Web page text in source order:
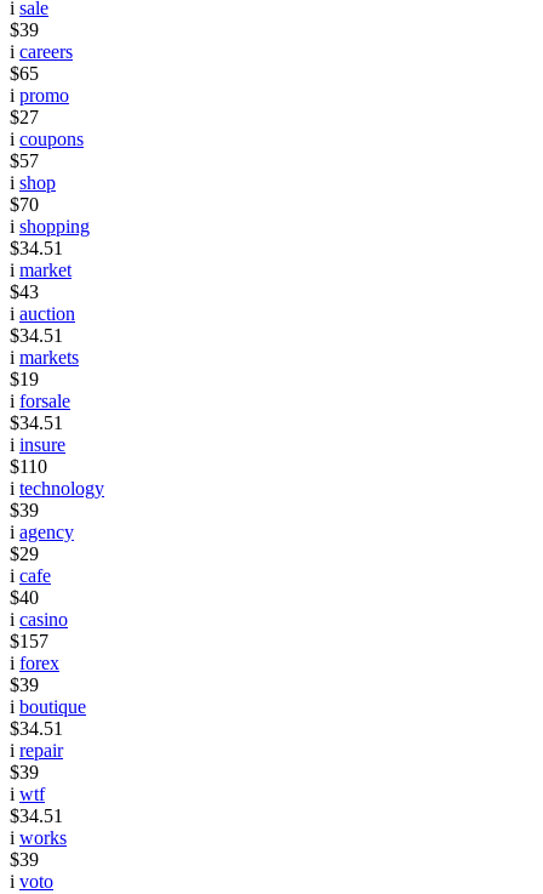
i sale
$39
i careers
$65
i promo
$27
i coupons
$57
i shop
$70
i shopping
$34.51
i market
$43
i auction
$34.51
i markets
$19
i forsale
$34.51
i insure
$110
i technology
$39
i agency
$29
i cafe
$40
i casino
$157
i forex
$39
i boutique
$34.51
i repair
$39
i wtf
$34.51
i works
$39
i voto